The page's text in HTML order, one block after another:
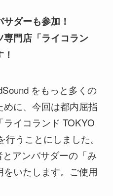
ダーも参加！
門店「ライコラン
をもっと多くの
に、今回は都内屈指
イコランド TOKYO
うことにしました。
アンバサダーの「み
いたします。ご使用